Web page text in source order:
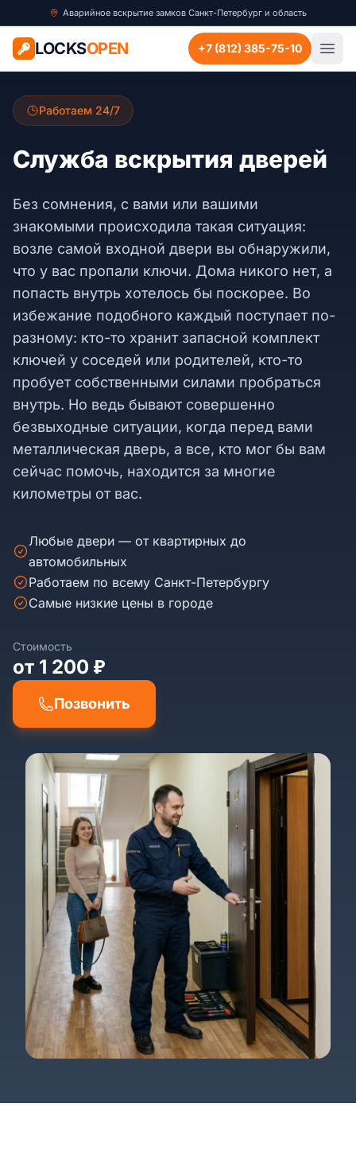
Аварийное вскрытие замков Санкт-Петербург и область
LOCKSOPEN +7 (812) 385-75-10
Работаем 24/7
Служба вскрытия дверей
Без сомнения, с вами или вашими
знакомыми происходила такая ситуация:
возле самой входной двери вы обнаружили,
что у вас пропали ключи. Дома никого нет, а
попасть внутрь хотелось бы поскорее. Во
избежание подобного каждый поступает по-
разному: кто-то хранит запасной комплект
ключей у соседей или родителей, кто-то
пробует собственными силами пробраться
внутрь. Но ведь бывают совершенно
безвыходные ситуации, когда перед вами
металлическая дверь, а все, кто мог бы вам
сейчас помочь, находится за многие
километры от вас.
Любые двери — от квартирных до
автомобильных
Работаем по всему Санкт-Петербургу
Самые низкие цены в городе
Стоимость
от 1 200 ₽
Позвонить